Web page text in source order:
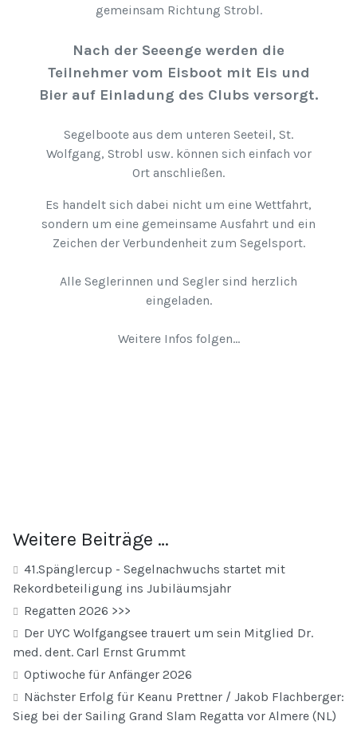
gemeinsam Richtung Strobl.
Nach der Seeenge werden die
Teilnehmer vom Eisboot mit Eis und
Bier auf Einladung des Clubs versorgt.
Segelboote aus dem unteren Seeteil, St.
Wolfgang, Strobl usw. können sich einfach vor
Ort anschließen.
Es handelt sich dabei nicht um eine Wettfahrt,
sondern um eine gemeinsame Ausfahrt und ein
Zeichen der Verbundenheit zum Segelsport.
Alle Seglerinnen und Segler sind herzlich
eingeladen.
Weitere Infos folgen...
Weitere Beiträge …
41.Spänglercup - Segelnachwuchs startet mit
Rekordbeteiligung ins Jubiläumsjahr
Regatten 2026 >>>
Der UYC Wolfgangsee trauert um sein Mitglied Dr.
med. dent. Carl Ernst Grummt
Optiwoche für Anfänger 2026
Nächster Erfolg für Keanu Prettner / Jakob Flachberger:
Sieg bei der Sailing Grand Slam Regatta vor Almere (NL)